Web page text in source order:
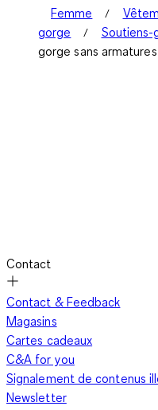
Femme
gorge
Soutiens-
gorge sans
Contact
Contact & Feedback
Magasins
Cartes cadeaux
C&A for you
Signalement de contenus
Newsletter